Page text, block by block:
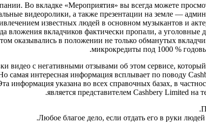
Во вкладке «Мероприятия» вы всегда можете
видеоролики, а также презентации на земле —
известных людей в основном музыкантов и
вложения вкладчиков фактически пропали, а уголовные
оказывались в положении не только обманутых
микрокредиты под 1000 %
видео с негативными отзывами об этом сервисе,
самая интересная информация всплывает по поводу
информация указана во всех справочных базах, в
является представителем Cashbery Limited на
Любое благое дело, если отдать его в руки